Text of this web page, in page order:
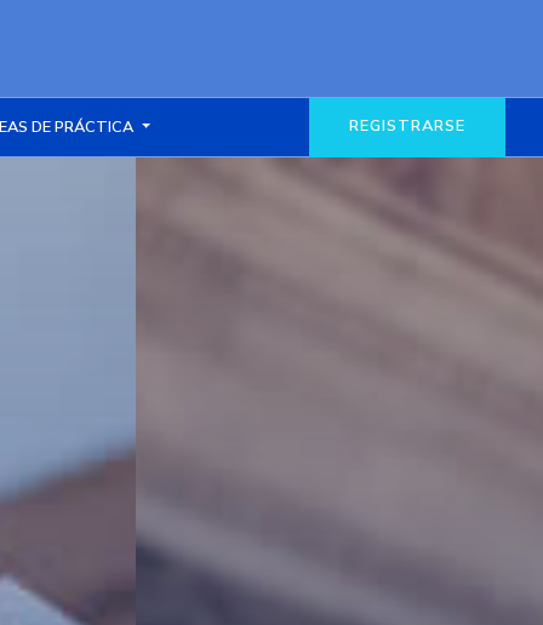
DE PRÁCTICA REGISTRARSE